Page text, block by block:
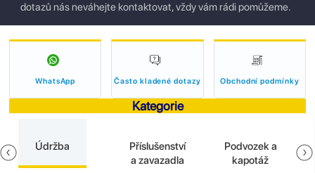
dotazů nás neváhejte kontaktovat, vždy vám rádi pomůžeme.
WhatsApp Často kladené dotazy Obchodní podmínky
Kategorie
Údržba
Příslušenství
a zavazadla
Podvozek a
kapotáž